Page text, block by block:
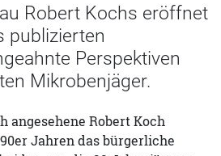
Robert Kochs eröffnet
publizierten
Perspektiven
Mikrobenjäger.
angesehene Robert Koch
Jahren das bürgerliche